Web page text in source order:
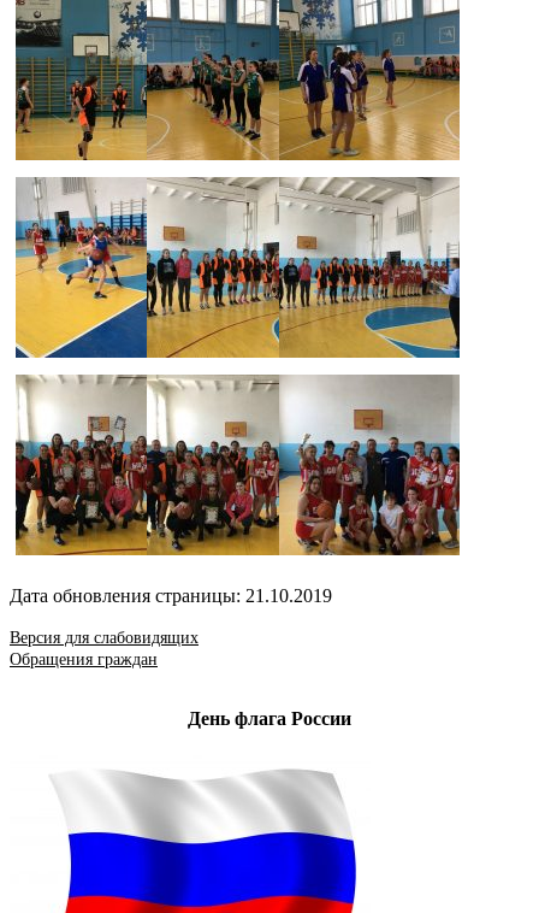
Дата обновления страницы: 21.10.2019
Версия для слабовидящих
Обращения граждан
День флага России